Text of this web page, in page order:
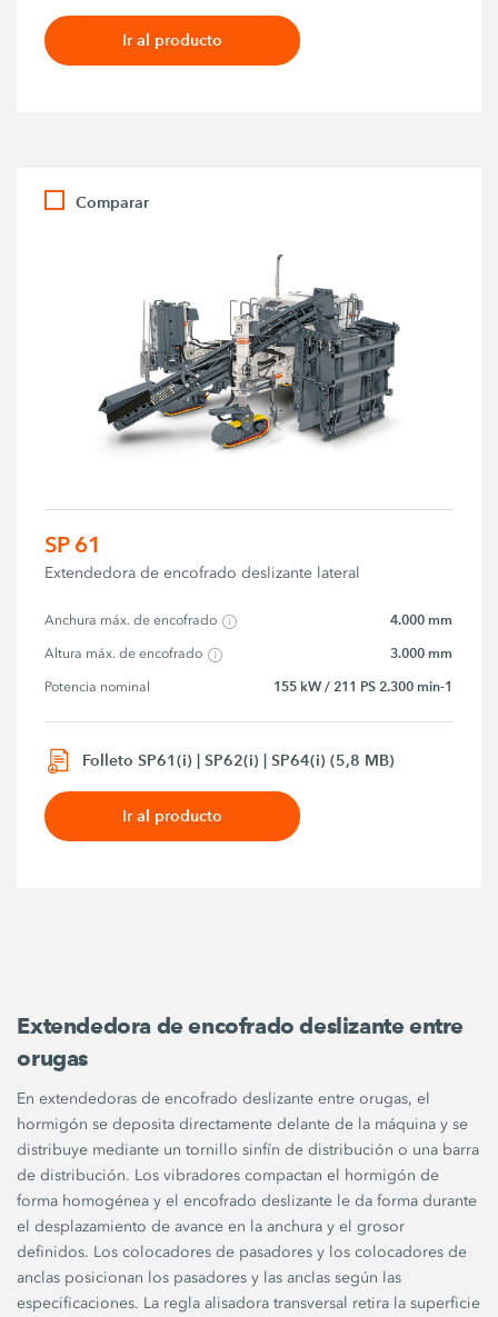
Ir al producto
Comparar
SP 61
Extendedora de encofrado deslizante lateral
Anchura máx. de encofrado 4.000 mm
Altura máx. de encofrado 3.000 mm
Potencia nominal 155 kW / 211 PS 2.300 min-1
Folleto SP61(i) | SP62(i) | SP64(i) (5,8 MB)
Ir al producto
Extendedora de encofrado deslizante entre
orugas
En extendedoras de encofrado deslizante entre orugas, el
hormigón se deposita directamente delante de la máquina y se
distribuye mediante un tornillo sinfín de distribución o una barra
de distribución. Los vibradores compactan el hormigón de
forma homogénea y el encofrado deslizante le da forma durante
el desplazamiento de avance en la anchura y el grosor
definidos. Los colocadores de pasadores y los colocadores de
anclas posicionan los pasadores y las anclas según las
especificaciones. La regla alisadora transversal retira la superficie